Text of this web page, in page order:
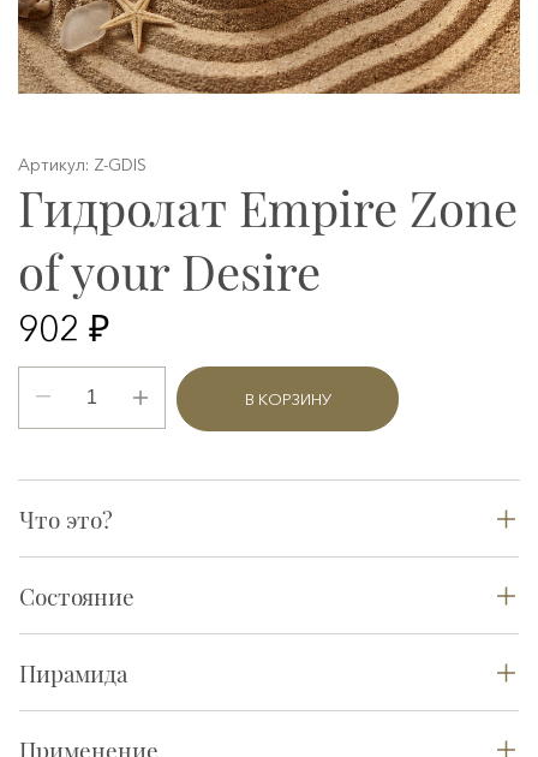
Артикул: Z-GDIS
Гидролат Empire Zone
of your Desire
902 ₽
В КОРЗИНУ
Что это?
Состояние
Пирамида
Применение